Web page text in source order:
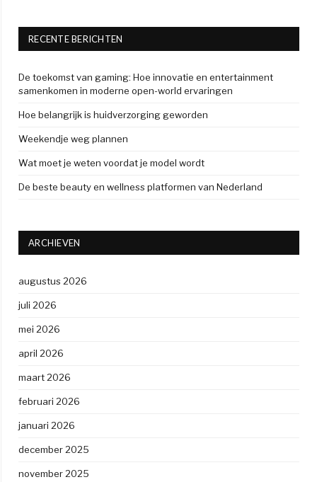
RECENTE BERICHTEN
De toekomst van gaming: Hoe innovatie en entertainment
samenkomen in moderne open-world ervaringen
Hoe belangrijk is huidverzorging geworden
Weekendje weg plannen
Wat moet je weten voordat je model wordt
De beste beauty en wellness platformen van Nederland
ARCHIEVEN
augustus 2026
juli 2026
mei 2026
april 2026
maart 2026
februari 2026
januari 2026
december 2025
november 2025